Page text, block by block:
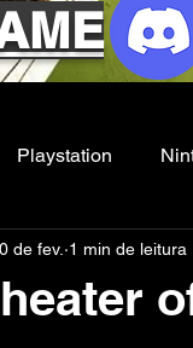
Playstation
Filmes e Series
de fev. 1 min de leitura
de 5 estrelas.